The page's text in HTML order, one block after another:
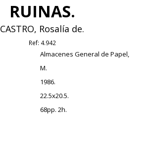
RUINAS.
CASTRO, Rosalía de.
Ref: 4.942
Almacenes General de Papel,
M.
1986.
22.5x20.5.
68pp. 2h.